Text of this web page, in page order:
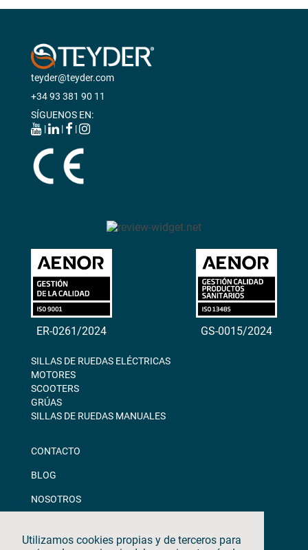
Utilizamos cookies propias y de terceros para
teyder@teyder.com
+34 93 381 90 11
SÍGUENOS EN:
|
| |
ER-0261/2024 GS-0015/2024
SILLAS DE RUEDAS ELÉCTRICAS
MOTORES
SCOOTERS
GRÚAS
SILLAS DE RUEDAS MANUALES
CONTACTO
BLOG
NOSOTROS
CANAL ÉTICO